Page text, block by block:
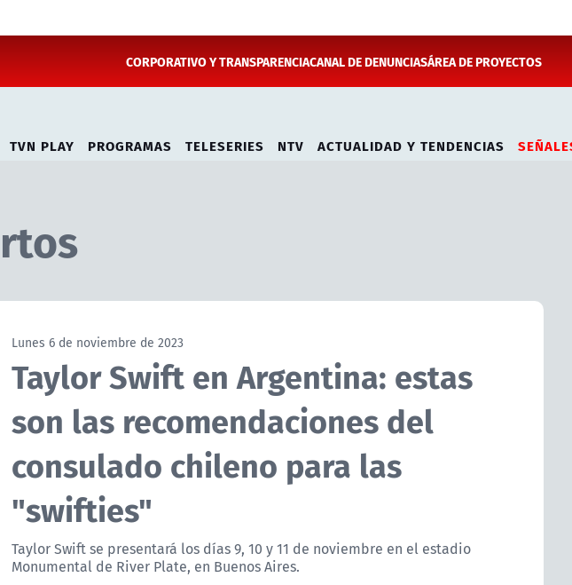
CORPORATIVO Y TRANSPARENCIACANAL DE DENUNCIASÁREA DE PROYECTOS
TVN PLAY PROGRAMAS TELESERIES NTV ACTUALIDAD Y TENDENCIAS
Lunes 6 de noviembre de 2023
Taylor Swift en Argentina: estas
son las recomendaciones del
consulado chileno para las
"swifties"
Taylor Swift se presentará los días 9, 10 y 11 de noviembre en el estadio
Monumental de River Plate, en Buenos Aires.